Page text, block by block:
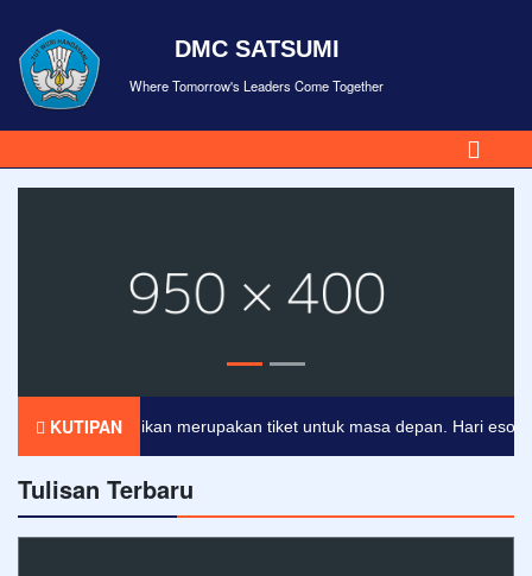
DMC SATSUMI
Where Tomorrow's Leaders Come Together
KUTIPAN
Pendidikan merupakan tiket untuk masa depan. Hari esok
Tulisan Terbaru